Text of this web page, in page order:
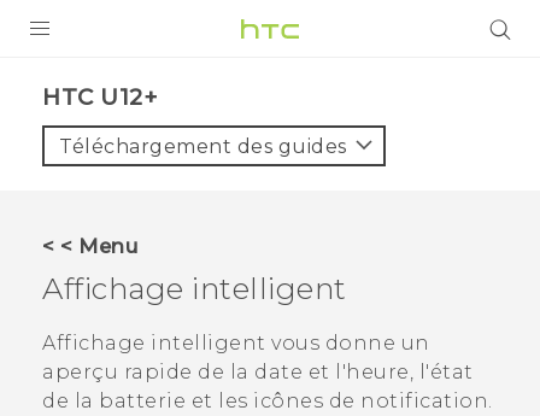
VIVE
VIVERSE
SUPPORT
Appareils HTC & Accessoires
HTC U12+‎
Téléchargement des guides
< < Menu
Affichage intelligent
Affichage intelligent vous donne un
aperçu rapide de la date et l'heure, l'état
de la batterie et les icônes de notification.